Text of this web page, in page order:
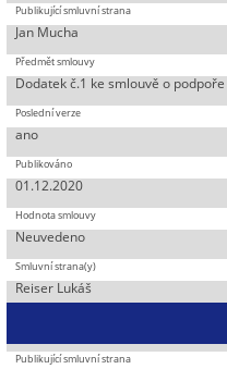
Jan Mucha
Dodatek č.1 ke smlouvě o podpoře
ano
01.12.2020
Neuvedeno
Reiser Lukáš